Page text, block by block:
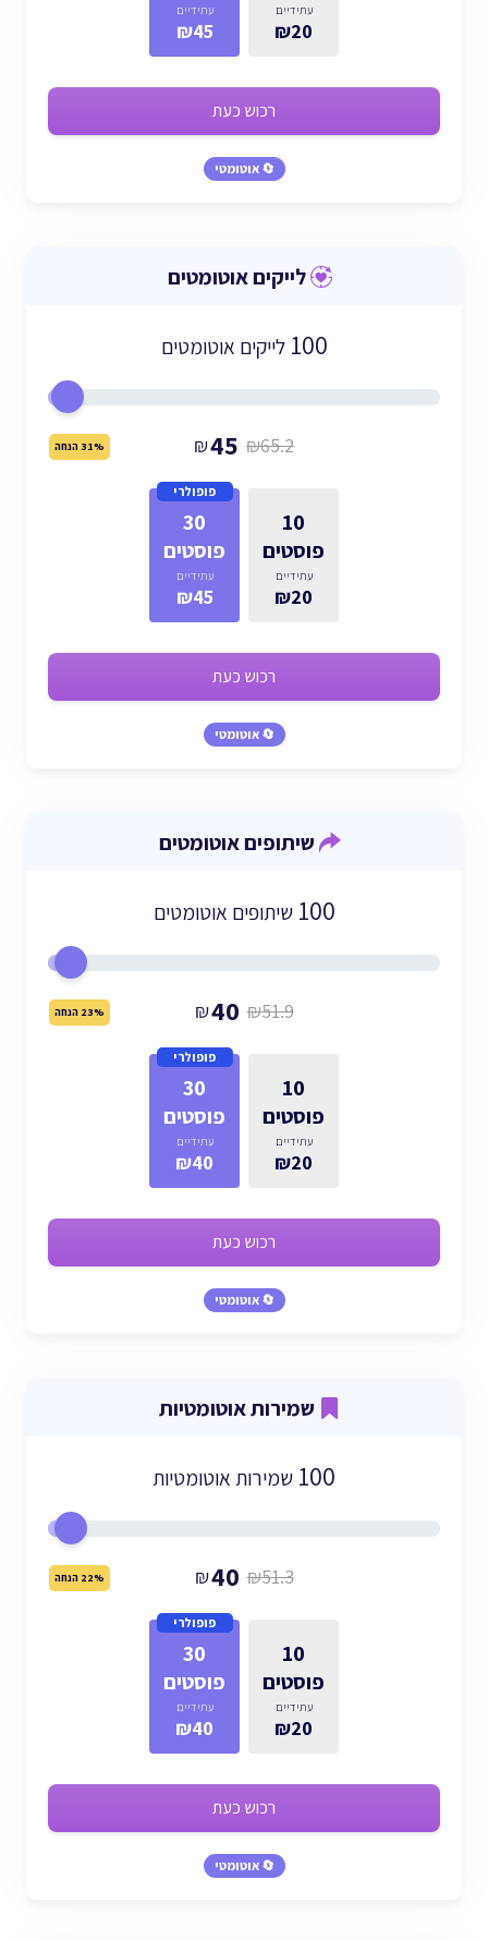
עתידיים
₪20
עתידיים
₪45
רכוש כעת
🔄 אוטומטי
לייקים אוטומטים
100 לייקים אוטומטים
₪45 ₪65.2 31% הנחה
10
פוסטים
עתידיים
₪20
30
פוסטים
עתידיים
₪45
פופולרי
רכוש כעת
🔄 אוטומטי
שיתופים אוטומטים
100 שיתופים אוטומטים
₪40 ₪51.9 23% הנחה
10
פוסטים
עתידיים
₪20
30
פוסטים
עתידיים
₪40
פופולרי
רכוש כעת
🔄 אוטומטי
שמירות אוטומטיות
100 שמירות אוטומטיות
₪40 ₪51.3 22% הנחה
10
פוסטים
עתידיים
₪20
30
פוסטים
עתידיים
₪40
פופולרי
רכוש כעת
🔄 אוטומטי